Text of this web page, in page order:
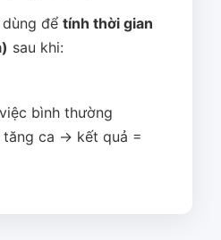
để tính thời gian
sau khi:
bình thường
tăng ca → kết quả =